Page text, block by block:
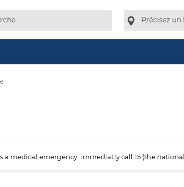
a medical emergency, immediatly call 15 (the